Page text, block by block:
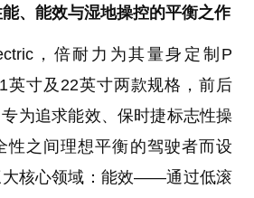
、能效与湿地操控的平衡之作
，倍耐力为其量身定制P
英寸及22英寸两款规格，前后
为追求能效、保时捷标志性操
性之间理想平衡的驾驶者而设
大核心领域：能效——通过低滚